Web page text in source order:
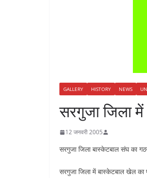
GALLERY HISTORY NEWS
सरगुजा जिला
12 जनवरी 2005
सरगुजा जिला बास्केटबाल संघ का
सरगुजा जिला में बास्केटबाल खेल